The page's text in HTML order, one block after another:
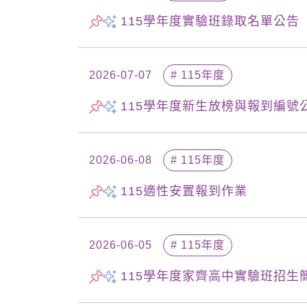
115學年度實驗班錄取名單公告
2026-07-07 # 115年度
115學年度新生放榜與報到編號
2026-06-08 # 115年度
115適性安置報到作業
2026-06-05 # 115年度
115學年度家齊高中實驗班招生